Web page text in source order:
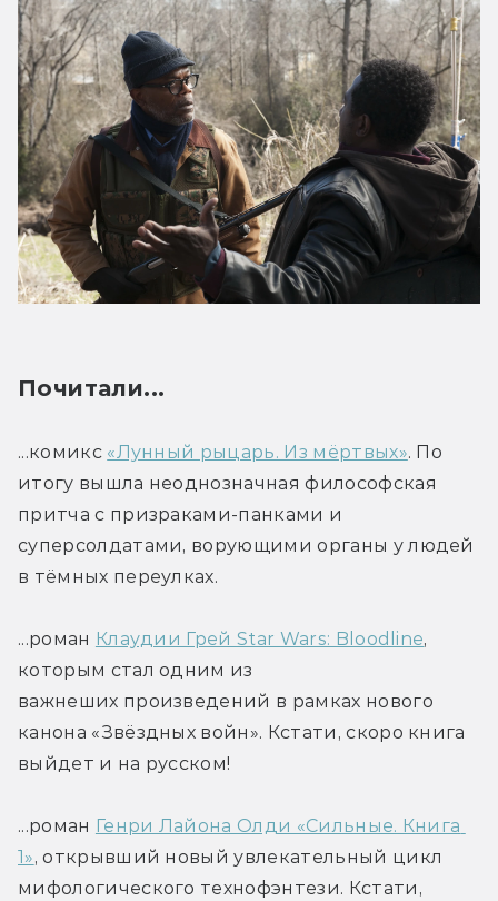
Почитали...
...комикс «Лунный рыцарь. Из мёртвых». По
итогу вышла неоднозначная философская
притча с призраками-панками и
суперсолдатами, ворующими органы у людей
в тёмных переулках.
...роман Клаудии Грей Star Wars: Bloodline,
которым стал одним из
важнеших произведений в рамках нового
канона «Звёздных войн». Кстати, скоро книга
выйдет и на русском!
...роман Генри Лайона Олди «Сильные. Книга
1», открывший новый увлекательный цикл
мифологического технофэнтези. Кстати,